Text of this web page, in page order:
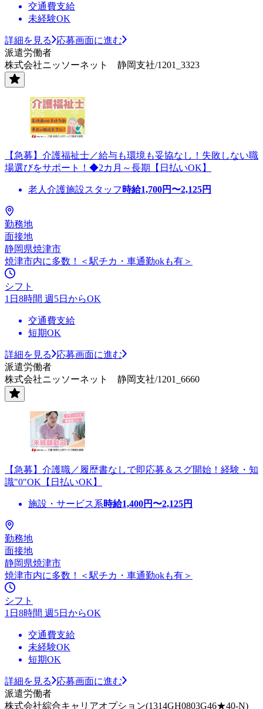
交通費支給
未経験OK
詳細を見る
応募画面に進む
派遣労働者
株式会社ニッソーネット 静岡支社/1201_3323
【急募】介護福祉士／給与も環境も妥協なし！失敗しない職
場選びをサポート！◆2カ月～長期【日払いOK】
老人介護施設スタッフ 時給1,700円〜2,125円
勤務地
面接地
静岡県焼津市
焼津市内に多数！＜駅チカ・車通勤okも有＞
シフト
1日8時間 週5日からOK
交通費支給
短期OK
詳細を見る
応募画面に進む
派遣労働者
株式会社ニッソーネット 静岡支社/1201_6660
【急募】介護職／履歴書なしで即応募＆スグ開始！経験・知
識"0"OK【日払いOK】
施設・サービス系時給1,400円〜2,125円
勤務地
面接地
静岡県焼津市
焼津市内に多数！＜駅チカ・車通勤okも有＞
シフト
1日8時間 週5日からOK
交通費支給
未経験OK
短期OK
詳細を見る
応募画面に進む
派遣労働者
株式会社綜合キャリアオプション(1314GH0803G46★40-N)